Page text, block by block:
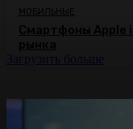
МОБИЛЬНЫЕ
Смартфоны Apple
рынка